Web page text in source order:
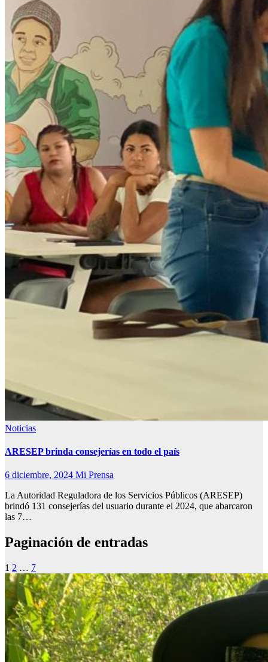
Noticias
ARESEP brinda consejerías en todo el país
6 diciembre, 2024 Mi Prensa
La Autoridad Reguladora de los Servicios Públicos (ARESEP)
brindó 131 consejerías del usuario durante el 2024, que abarcaron
las 7…
Paginación de entradas
1 2 … 7